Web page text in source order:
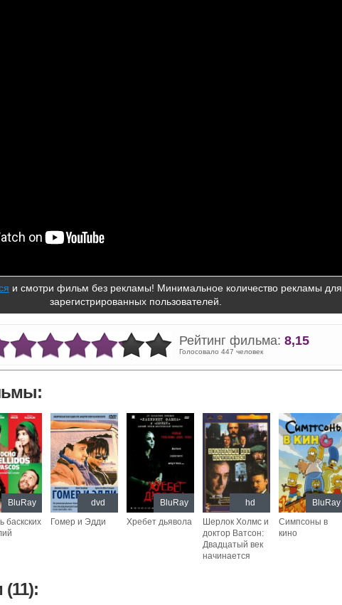
и смотри фильм без рекламы! Минимальное количество рекламы для
зарегистрированных пользователей.
Рейтинг фильма: 8,15
Голосовало 447 человек
баскских
BluRay
Гомер и Эдди
dvd
Хребет дьявола
BluRay
Шерлок Холмс и
доктор Ватсон:
Двадцатый век
начинается
hd
Симпсоны в
кино
BluRay